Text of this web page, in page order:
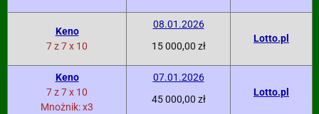
Keno
7 z 7 x 10
08.01.2026
15 000,00 zł
Lotto.pl
Keno
7 z 7 x 10
Mnożnik: x3
07.01.2026
45 000,00 zł
Lotto.pl